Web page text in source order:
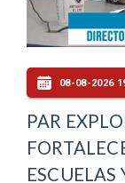
08-08-2026
PAR
ESCUELAS